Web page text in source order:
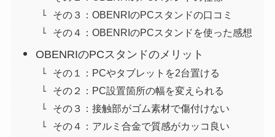
その３：OBENRIのPCスタンドの口コミ
その４：OBENRIのPCスタンドを使った感想
OBENRIのPCスタンドのメリット
その１：PCやタブレットを2台置ける
その２：PC設置箇所の幅を変えられる
その３：接触部がゴム素材で傷付けない
その４：アルミ合金で質感がカッコ良い